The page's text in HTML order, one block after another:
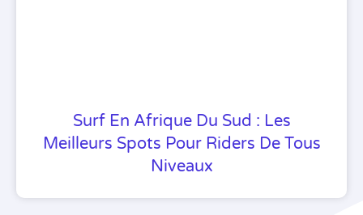
Surf En Afrique Du Sud : Les
Meilleurs Spots Pour Riders De Tous
Niveaux